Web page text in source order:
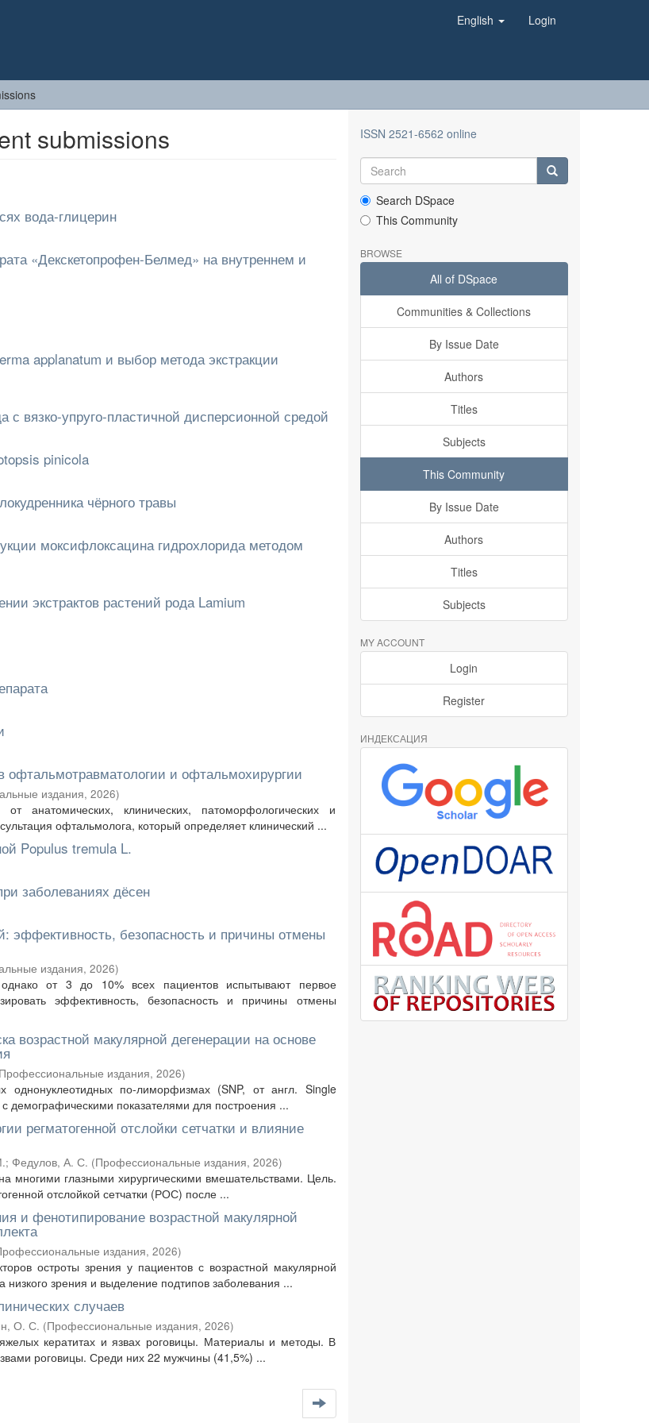
English Login
submissions
вода-глицерин
«Декскетопрофен-Белмед» на внутреннем и
applanatum и выбор метода экстракции
вязко-упруго-пластичной дисперсионной средой
pinicola
чёрного травы
моксифлоксацина гидрохлорида методом
экстрактов растений рода Lamium
и офтальмохирургии
издания, 2026)
анатомических, клинических, патоморфологических и
офтальмолога, который определяет клинический ...
Populus tremula L.
заболеваниях дёсен
эффективность, безопасность и причины отмены
издания, 2026)
от 3 до 10% всех пациентов испытывают первое
эффективность, безопасность и причины отмены
возрастной макулярной дегенерации на основе
Профессиональные издания, 2026)
по-лиморфизмах (SNP, от англ. Single
демографическими показателями для построения ...
регматогенной отслойки сетчатки и влияние
; Федулов, А. С. (Профессиональные издания, 2026)
многими глазными хирургическими вмешательствами. Цель.
отслойкой сетчатки (РОС) после ...
и фенотипирование возрастной макулярной
издания, 2026)
остроты зрения у пациентов с возрастной макулярной
зрения и выделение подтипов заболевания ...
случаев
О. С. (Профессиональные издания, 2026)
кератитах и язвах роговицы. Материалы и методы. В
роговицы. Среди них 22 мужчины (41,5%) ...
ISSN 2521-6562 online
Search DSpace
This Community
BROWSE
All of DSpace
Communities & Collections
By Issue Date
Authors
Titles
Subjects
This Community
By Issue Date
Authors
Titles
Subjects
MY ACCOUNT
Login
Register
ИНДЕКСАЦИЯ